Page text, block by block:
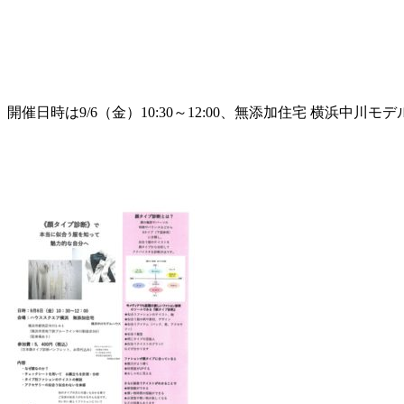
開催日時は9/6（金）10:30～12:00、無添加住宅 横浜中川モデ